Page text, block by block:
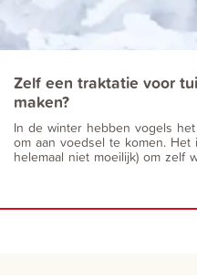
Zelf een traktatie voor
maken?
In de winter hebben vogels
om aan voedsel te komen. Het
helemaal niet moeilijk) om zelf